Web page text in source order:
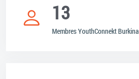
13
Membres YouthConnekt Burkina